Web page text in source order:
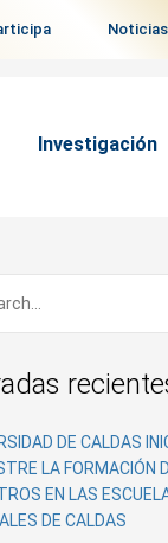
Noticias
Investigación
DE CALDAS
LA FORMACIÓN
EN LAS
DE CALDAS